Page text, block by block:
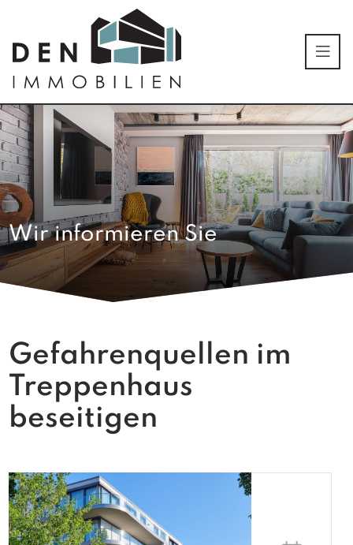
Wir informieren Sie
Gefahrenquellen im
Treppenhaus
beseitigen